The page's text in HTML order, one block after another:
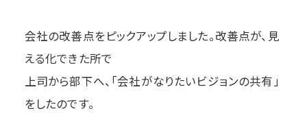
会社の改善点をピックアップしました。改善点が、見
える化できた所で
上司から部下へ、「会社がなりたいビジョンの共有」
をしたのです。